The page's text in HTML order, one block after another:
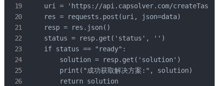
    uri = 'https://api.capsolver.com/createTask'
    res = requests.post(uri, json=data)
    resp = res.json()
    status = resp.get('status', '')
    if status == "ready":
        solution = resp.get('solution')
        print("成功获取解决方案:", solution)
        return solution